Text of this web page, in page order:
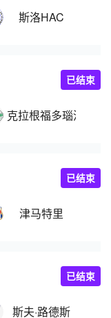
斯洛HAC
克拉根福多瑙河
已结束
津马特里
已结束
斯夫·路德斯
已结束